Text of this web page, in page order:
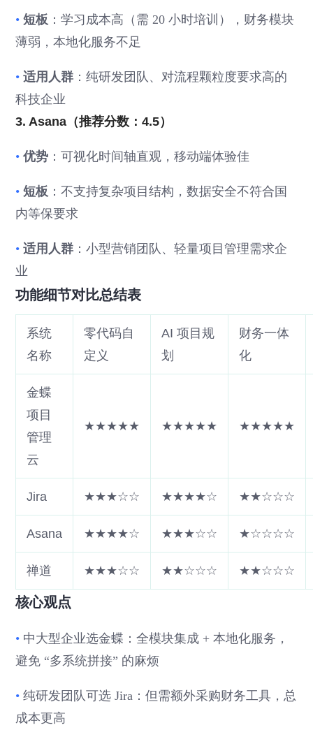
•短板 ：学习成本高（需 20 小时培训），财务模块
薄弱，本地化服务不足
•适用人群 ：纯研发团队、对流程颗粒度要求高的
科技企业
3. Asana（推荐分数：4.5）
•优势 ：可视化时间轴直观，移动端体验佳
•短板 ：不支持复杂项目结构，数据安全不符合国
内等保要求
•适用人群 ：小型营销团队、轻量项目管理需求企
业
功能细节对比总结表
系统
名称
零代码自
定义
AI 项目规
划
财务一体
化
金蝶
项目
管理
云
★★★★★ ★★★★★ ★★★★★
Jira ★★★☆☆ ★★★★☆ ★★☆☆☆
Asana ★★★★☆ ★★★☆☆ ★☆☆☆☆
禅道 ★★★☆☆ ★★☆☆☆ ★★☆☆☆
核心观点
• 中大型企业选金蝶：全模块集成 + 本地化服务，
避免 “多系统拼接” 的麻烦
•纯研发团队可选 Jira：但需额外采购财务工具，总
成本更高